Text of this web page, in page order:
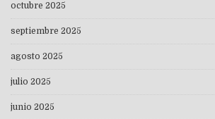
octubre 2025
septiembre 2025
agosto 2025
julio 2025
junio 2025